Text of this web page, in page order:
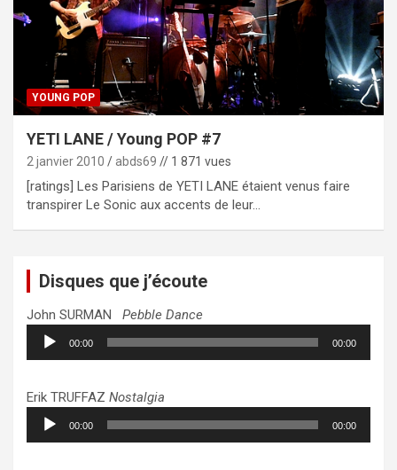
YOUNG POP
YETI LANE / Young POP #7
2 janvier 2010 abds69 // 1 871 vues
[ratings] Les Parisiens de YETI LANE étaient venus faire
transpirer Le Sonic aux accents de leur…
Disques que j’écoute
John SURMAN Pebble Dance
Lecteur
audio
00:00 00:00
Erik TRUFFAZ Nostalgia
Lecteur
audio
00:00 00:00